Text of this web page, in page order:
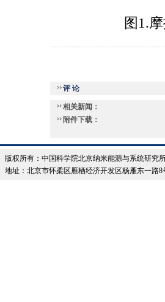
图 1.
评 论
相关新闻：
附件下载：
版权所有：中国科学院北京纳米能源与系统研究
地址：北京市怀柔区雁栖经济开发区杨雁东一路8